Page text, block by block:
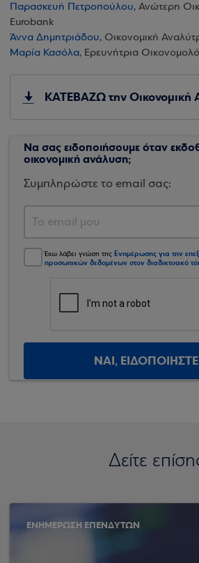
Παρασκευή Πετροπούλου, Ανώτερη
Eurobank
Άννα Δημητριάδου, Οικονομική
Μαρία Κασόλα, Ερευνήτρια
ΚΑΤΕΒΑΖΩ την Οικονομική
Να σας ειδοποιήσουμε όταν
οικονομική ανάλυση;
Συμπληρώστε το email σας:
Έχω λάβει γνώση της Ενημέρωσης για την
προσωπικών δεδομένων στον διαδικτυακό
ΝΑΙ,
Δείτε
ΕΝΗΜΕΡΩΣΗ ΕΠΕΝΔΥΤΩΝ